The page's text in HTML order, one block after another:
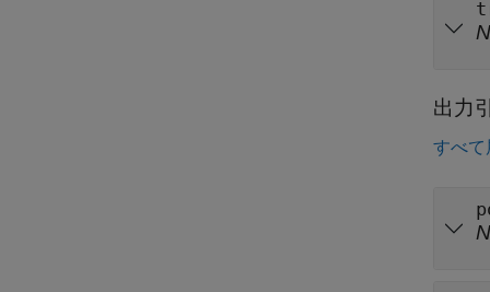
N
出力
すべて
N